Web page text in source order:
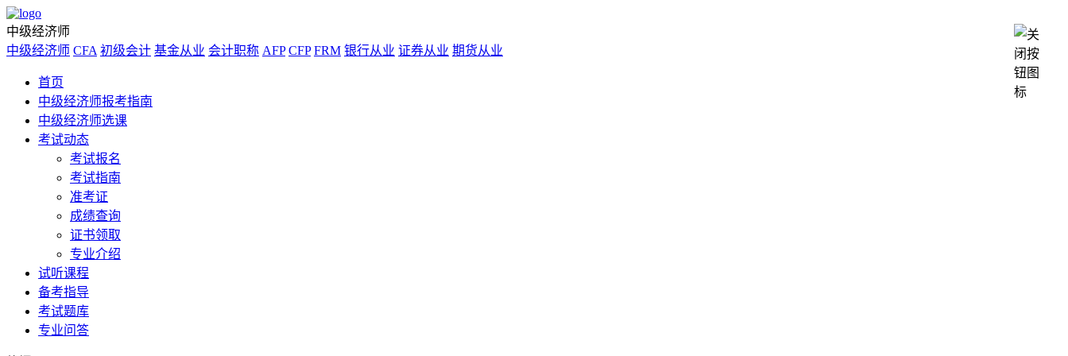
中级经济师
中级经济师 CFA 初级会计 基金从业 会计职称 AFP CFP FRM 银行从业 证券从业 期货从业
首页
中级经济师报考指南
中级经济师选课
考试动态
考试报名
考试指南
准考证
成绩查询
证书领取
专业介绍
试听课程
备考指导
考试题库
专业问答